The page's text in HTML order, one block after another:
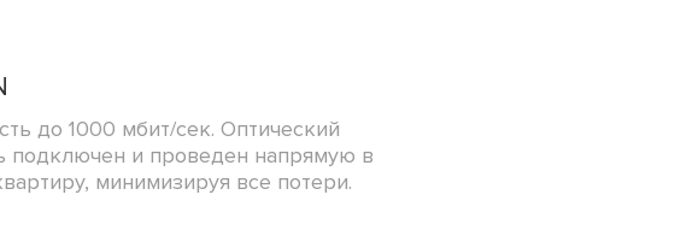
до 1000 мбит/сек. Оптический
подключен и проведен напрямую в
минимизируя все потери.